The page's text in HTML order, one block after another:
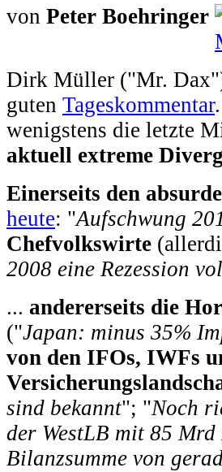
von Peter Boehringer
Dirk Müller ("Mr.
guten Tageskommentar
wenigstens die letzte
aktuell extreme
Einerseits den
heute: "Aufschwung
Chefvolkswirte
2008 eine Rezession
... andererseits die
("Japan: minus 35%
von den IFOs, IWFs
sind bekannt"; "Noch
der WestLB mit 85
Bilanzsumme von